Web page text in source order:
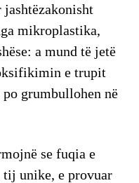
mikroplastika,
a mund të jetë
e trupit
grumbullohen në
se fuqia e
unike, e provuar